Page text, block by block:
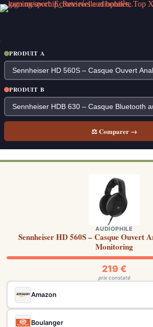
Passer
au
PRODUIT A
PRODUIT B
⚖ Comparer →
AUDIOPHILE
Sennheiser HD 560S – Casque Ouvert
Monitoring
219 €
prix constaté
Amazon
Boulanger